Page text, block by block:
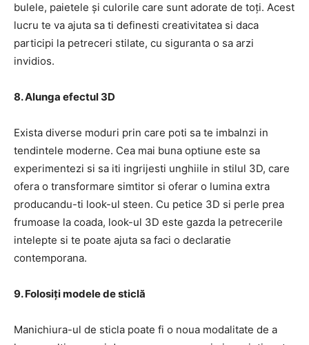
bulele, paietele și culorile care sunt adorate de toți. Acest
lucru te va ajuta sa ti definesti creativitatea si daca
participi la petreceri stilate, cu siguranta o sa arzi
invidios.
8. Alunga efectul 3D
Exista diverse moduri prin care poti sa te imbalnzi in
tendintele moderne. Cea mai buna optiune este sa
experimentezi si sa iti ingrijesti unghiile in stilul 3D, care
ofera o transformare simtitor si oferar o lumina extra
producandu-ti look-ul steen. Cu petice 3D si perle prea
frumoase la coada, look-ul 3D este gazda la petrecerile
intelepte si te poate ajuta sa faci o declaratie
contemporana.
9. Folosiți modele de sticlă
Manichiura-ul de sticla poate fi o noua modalitate de a